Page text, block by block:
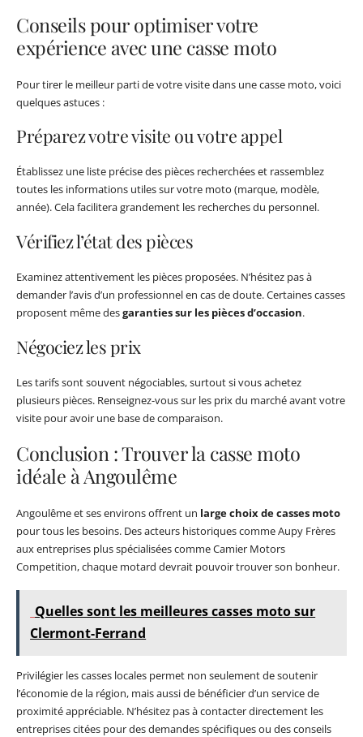
Conseils pour optimiser votre
expérience avec une casse moto
Pour tirer le meilleur parti de votre visite dans une casse moto, voici
quelques astuces :
Préparez votre visite ou votre appel
Établissez une liste précise des pièces recherchées et rassemblez
toutes les informations utiles sur votre moto (marque, modèle,
année). Cela facilitera grandement les recherches du personnel.
Vérifiez l’état des pièces
Examinez attentivement les pièces proposées. N’hésitez pas à
demander l’avis d’un professionnel en cas de doute. Certaines casses
proposent même desgaranties sur les pièces d’occasion.
Négociez les prix
Les tarifs sont souvent négociables, surtout si vous achetez
plusieurs pièces. Renseignez-vous sur les prix du marché avant votre
visite pour avoir une base de comparaison.
Conclusion : Trouver la casse moto
idéale à Angoulême
Angoulême et ses environs offrent un large choix de casses moto
pour tous les besoins. Des acteurs historiques comme Aupy Frères
aux entreprises plus spécialisées comme Camier Motors
Competition, chaque motard devrait pouvoir trouver son bonheur.
Quelles sont les meilleures casses moto sur
Clermont-Ferrand
Privilégier les casses locales permet non seulement de soutenir
l’économie de la région, mais aussi de bénéficier d’un service de
proximité appréciable. N’hésitez pas à contacter directement les
entreprises citées pour des demandes spécifiques ou des conseils